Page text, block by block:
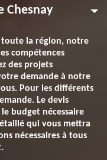
Chesnay
la région, notre
compétences
des projets
demande à notre
Pour les différents
Le devis
budget nécessaire
qui vous mettra
nécessaires à tous